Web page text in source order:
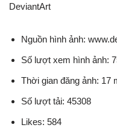
DeviantArt
Nguồn hình ảnh:
Số lượt xem hình ảnh:
Thời gian đăng ảnh: 17
Số lượt tải: 45308
Likes: 584